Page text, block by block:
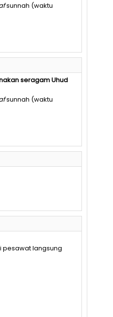
sunnah (waktu
seragamUhud
sunnah (waktu
pesawat langsung